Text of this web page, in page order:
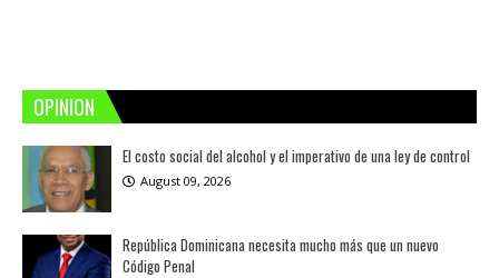
OPINION
El costo social del alcohol y el imperativo de una ley de control
August 09, 2026
República Dominicana necesita mucho más que un nuevo
Código Penal